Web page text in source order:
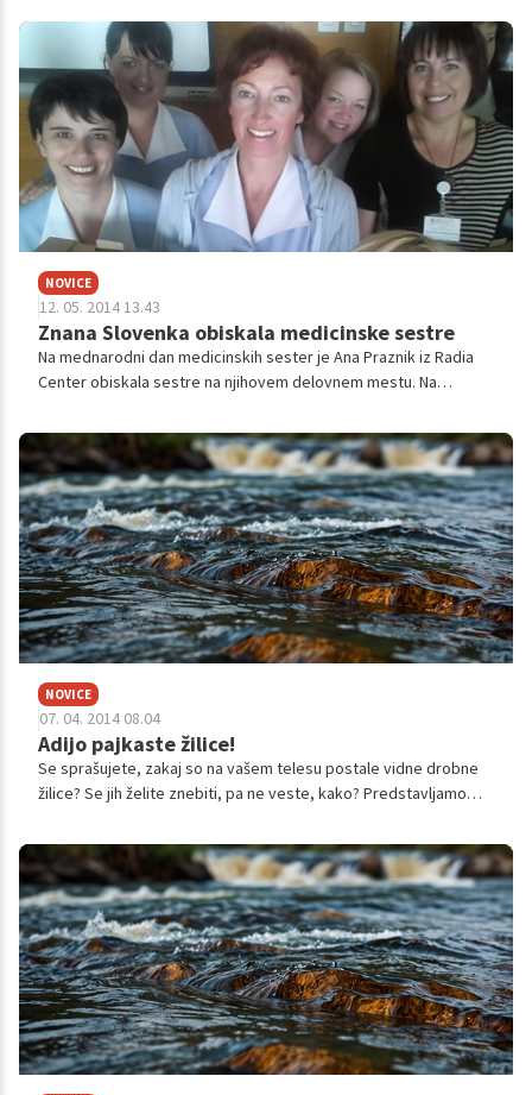
nikakor niste mogli razločiti besed? Potem je morda čas, da
preverite svoj sluh!
NOVICE
12. 05. 2014 13.43
Znana Slovenka obiskala medicinske sestre
Na mednarodni dan medicinskih sester je Ana Praznik iz Radia
Center obiskala sestre na njihovem delovnem mestu. Na
praznih rok, ampak se je oglasila s kar 1000 rogljički.
NOVICE
07. 04. 2014 08.04
Adijo pajkaste žilice!
Se sprašujete, zakaj so na vašem telesu postale vidne drobne
žilice? Se jih želite znebiti, pa ne veste, kako? Predstavljamo